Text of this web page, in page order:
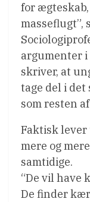
for
masseflugt”,
argumenter i
skriver, at
tage del i
som resten
Faktisk
mere og
samtidige.
“De vil have
De finder